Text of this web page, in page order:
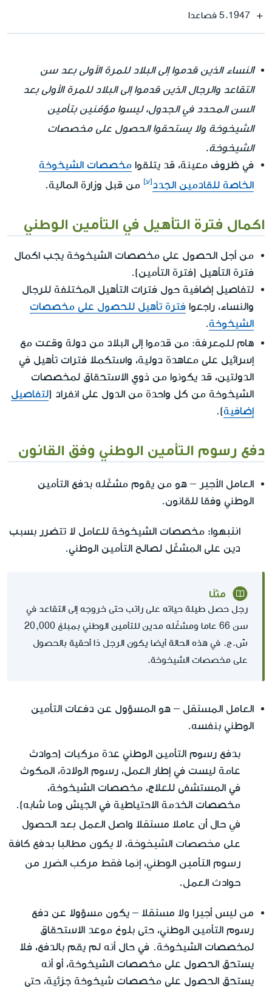
5.1947 فصاعدا
النساء الذين قدموا إلى البلاد للمرة الأولى بعد سن
التقاعد والرجال الذين قدموا إلى البلاد للمرة الأولى بعد
السن المحدد في الجدول، ليسوا مؤمّنين بتأمين
الشيخوخة ولا يستحقوا الحصول على مخصصات
الشيخوخة.
في ظروف معينة، قد يتلقوا مخصصات الشيخوخة
الخاصة للقادمين الجدد
من قبل وزارة المالية
اكمال فترة التأهيل في التأمين الوطني
من أجل الحصول على مخصصات الشيخوخة يجب اكمال
فترة التأهيل (فترة التأمين).
لتفاصيل إضافية حول فترات التأهيل المختلفة للرجال
والنساء، راجعوا فترة تأهيل للحصول على مخصصات
الشيخوخة.
هام للمعرفة: من قدموا إلى البلاد من دولة وقعت مع
إسرائيل على معاهدة دولية، واستكملا فترات تأهيل في
الدولتين، قد يكونوا من ذوي الاستحقاق لمخصصات
الشيخوخة من كل واحدة من الدول على انفراد (لتفاصيل
إضافية).
دفع رسوم التأمين الوطني وفق القانون
العامل الأجير – هو من يقوم مشغّله بدفع التأمين
الوطني وفقا للقانون.
انتبهوا: مخصصات الشيخوخة للعامل لا تتضرر بسبب
دين على المشغّل لصالح التأمين الوطني.
مثلًا
رجل حصل طيلة حياته على راتب حتى خروجه إلى التقاعد في
سن 66 عاما ومشغّله مدين للتأمين الوطني بمبلغ 20,000
ش.ج. في هذه الحالة أيضا يكون الرجل ذا أحقية بالحصول
على مخصصات الشيخوخة.
العامل المستقل
– هو المسؤول عن دفعات التأمين
الوطني بنفسه.
بدفع رسوم التأمين الوطني عدة مركبات (حوادث
عامة ليست في إطار العمل، رسوم الولادة، المكوث
في المستشفى للعلاج، مخصصات الشيخوخة،
مخصصات الخدمة الاحتياطية في الجيش وما شابه).
في حال أن عاملا مستقلا واصل العمل بعد الحصول
على مخصصات الشيخوخة، لا يكون مطالبا بدفع كافة
رسوم التأمين الوطني، إنما فقط مركب الضرر من
حوادث العمل.
من ليس أجيرا ولا مستقلا – يكون مسؤولا عن دفع
رسوم التأمين الوطني، حتى بلوغ موعد الاستحقاق
لمخصصات الشيخوخة. في حال أنه لم يقم بالدفع، فلا
يستحق الحصول على مخصصات الشيخوخة، أو أنه
يستحق الحصول على مخصصات شيخوخة جزئية، حتى